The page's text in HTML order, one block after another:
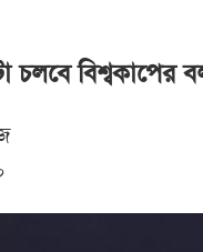
চলবে